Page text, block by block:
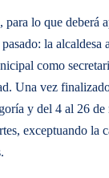
lo que
la
como
Una vez
y del 4 al 26
exceptuando